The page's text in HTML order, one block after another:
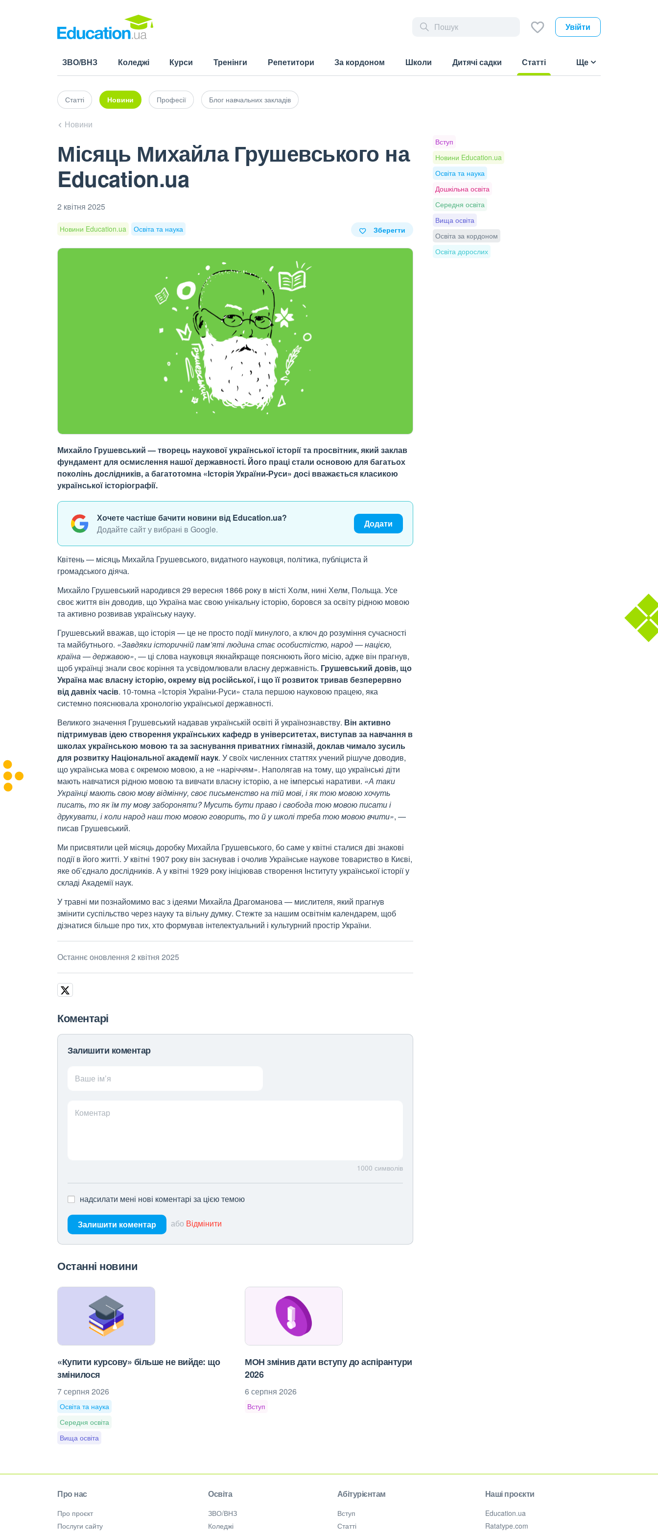
Увійти
ЗВО/ВНЗ Коледжі Курси Тренінги Репетитори За кордоном Школи Дитячі садки
Статті
Ще
Статті Новини Професії Блог навчальних закладів
Новини
Місяць Михайла Грушевського на
Education.ua
2 квітня 2025
Новини Education.ua Освіта та наука Зберегти
Михайло Грушевський — творець наукової української історії та просвітник, який заклав
фундамент для осмислення нашої державності. Його праці стали основою для багатьох
поколінь дослідників, а багатотомна «Історія України-Руси» досі вважається класикою
української історіографії.
Хочете частіше бачити новини від Education.ua?
Додайте сайт у вибрані в Google.
Додати
Квітень — місяць Михайла Грушевського, видатного науковця, політика, публіциста й
громадського діяча.
Михайло Грушевський народився 29 вересня 1866 року в місті Холм, нині Хелм, Польща. Усе
своє життя він доводив, що Україна має свою унікальну історію, боровся за освіту рідною мовою
та активно розвивав українську науку.
Грушевський вважав, що історія — це не просто події минулого, а ключ до розуміння сучасності
та майбутнього. «Завдяки історичній пам’яті людина стає особистістю, народ — нацією,
країна — державою», — ці слова науковця якнайкраще пояснюють його місію, адже він прагнув,
щоб українці знали своє коріння та усвідомлювали власну державність. Грушевський довів, що
Україна має власну історію, окрему від російської, і що її розвиток тривав безперервно
від давніх часів. 10-томна «Історія України-Руси» стала першою науковою працею, яка
системно пояснювала хронологію української державності.
Великого значення Грушевський надавав українській освіті й українознавству. Він активно
підтримував ідею створення українських кафедр в університетах, виступав за навчання в
школах українською мовою та за заснування приватних гімназій, доклав чимало зусиль
для розвитку Національної академії наук. У своїх численних статтях учений рішуче доводив,
що українська мова є окремою мовою, а не «наріччям». Наполягав на тому, що українські діти
мають навчатися рідною мовою та вивчати власну історію, а не імперські наративи. «А таки
Українці мають свою мову відмінну, своє письменство на тій мові, і як тою мовою хочуть
писать, то як їм ту мову забороняти? Мусить бути право і свобода тою мовою писати і
друкувати, і коли народ наш тою мовою говорить, то й у школі треба тою мовою вчити», —
писав Грушевський.
Ми присвятили цей місяць доробку Михайла Грушевського, бо саме у квітні сталися дві знакові
події в його житті. У квітні 1907 року він заснував і очолив Українське наукове товариство в Києві,
яке об’єднало дослідників. А у квітні 1929 року ініціював створення Інституту української історії у
складі Академії наук.
У травні ми познайомимо вас з ідеями Михайла Драгоманова — мислителя, який прагнув
змінити суспільство через науку та вільну думку. Стежте за нашим освітнім календарем, щоб
дізнатися більше про тих, хто формував інтелектуальний і культурний простір України.
Останнє оновлення 2 квітня 2025
Коментарі
Залишити коментар
Ваше ім’я
Коментар
1000 символів
надсилати мені нові коментарі за цією темою
Залишити коментар або Відмінити
Останні новини
«Купити курсову» більше не вийде: що
змінилося
7 серпня 2026
Освіта та наука
Середня освіта
Вища освіта
МОН змінив дати вступу до аспірантури
2026
6 серпня 2026
Вступ
Вступ
Новини Education.ua
Освіта та наука
Дошкільна освіта
Середня освіта
Вища освіта
Освіта за кордоном
Освіта дорослих
Про нас
Про проєкт
Послуги сайту
Освіта
ЗВО/ВНЗ
Коледжі
Абітурієнтам
Вступ
Статті
Наші проєкти
Education.ua
Ratatype.com